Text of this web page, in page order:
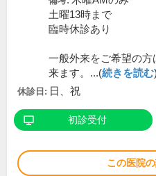
土曜13時まで
臨時休診あり
一般外来をご希望の
来ます。...(続きを読む)
休診日: 日、祝
初診受付
この医院